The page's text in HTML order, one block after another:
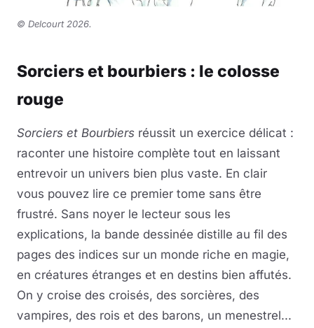
© Delcourt 2026.
Sorciers et bourbiers : le colosse
rouge
Sorciers et Bourbiers réussit un exercice délicat :
raconter une histoire complète tout en laissant
entrevoir un univers bien plus vaste. En clair
vous pouvez lire ce premier tome sans être
frustré. Sans noyer le lecteur sous les
explications, la bande dessinée distille au fil des
pages des indices sur un monde riche en magie,
en créatures étranges et en destins bien affutés.
On y croise des croisés, des sorcières, des
vampires, des rois et des barons, un menestrel...